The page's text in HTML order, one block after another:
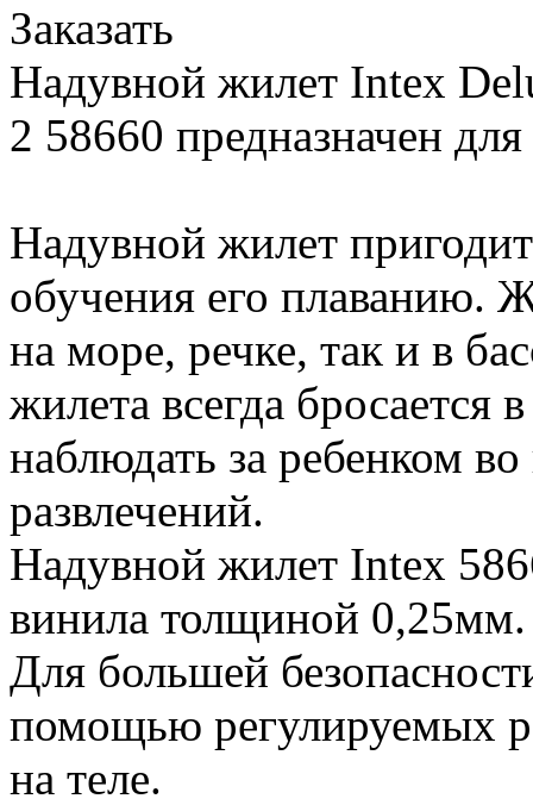
Заказать
Надувной жилет Intex
2 58660 предназначен
Надувной жилет
обучения его плаванию.
на море, речке, так и в
жилета всегда бросается
наблюдать за ребенком
развлечений.
Надувной жилет Intex
винила толщиной 0,25мм.
Для большей
помощью регулируемых
на теле.